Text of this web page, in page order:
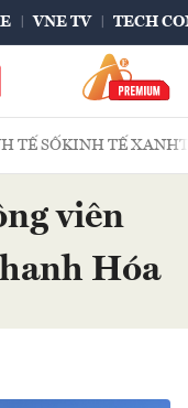
VNE TV TECH
TẾ SỐKINH TẾ XANH
viên
Hóa